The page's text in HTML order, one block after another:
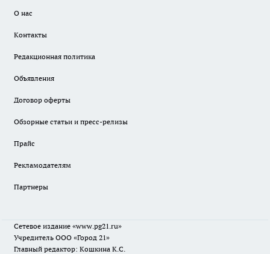
О нас
Контакты
Редакционная политика
Объявления
Договор оферты
Обзорные статьи и пресс-релизы
Прайс
Рекламодателям
Партнеры
Сетевое издание «www.pg21.ru»
Учредитель ООО «Город 21»
Главный редактор: Кошкина К.С.